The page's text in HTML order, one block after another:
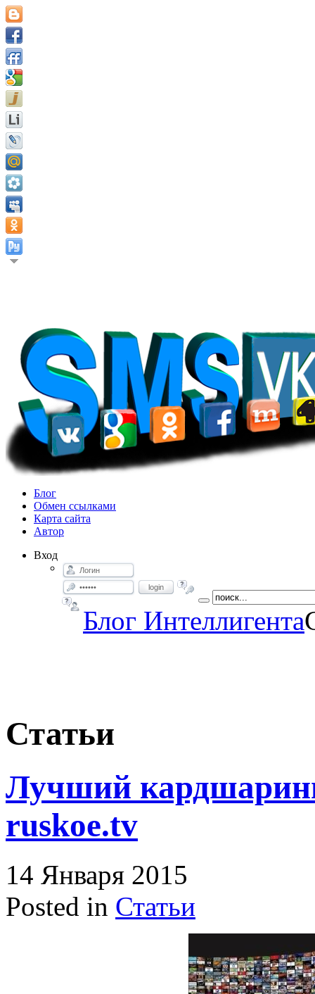
Блог
Обмен ссылками
Карта сайта
Автор
Вход
login
Блог Интеллигента
Статьи
Лучший
ruskoe.tv
14 Января 2015
Posted in Статьи